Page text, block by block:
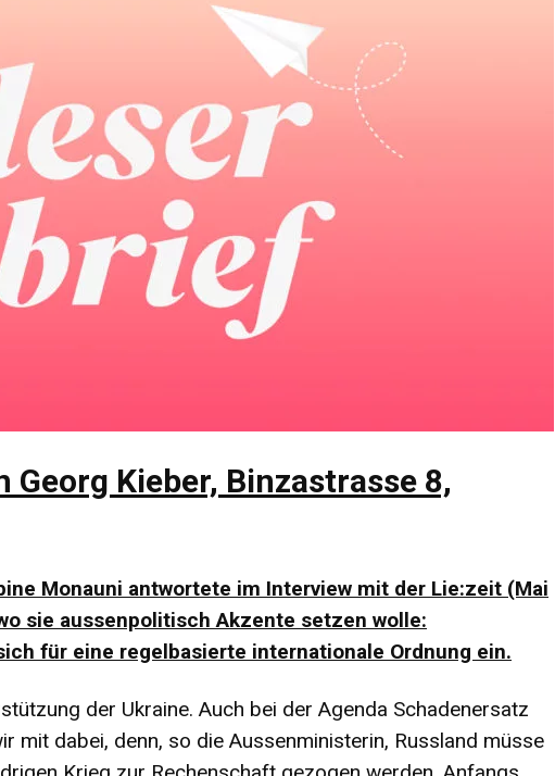
Georg Kieber, Binzastrasse 8,
Monauni antwortete im Interview mit der Lie:zeit (Mai
sie aussenpolitisch Akzente setzen wolle:
für eine regelbasierte internationale Ordnung ein.
der Ukraine. Auch bei der Agenda Schadenersatz
mit dabei, denn, so die Aussenministerin, Russland müsse